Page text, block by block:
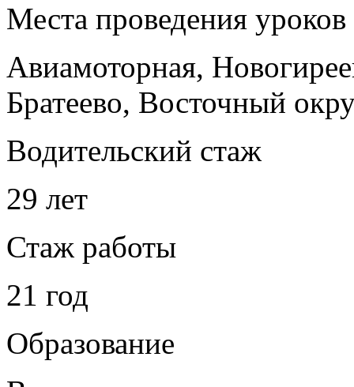
Места проведения уроков
Авиамоторная,
Братеево, Восточный
Водительский стаж
29 лет
Стаж работы
21 год
Образование